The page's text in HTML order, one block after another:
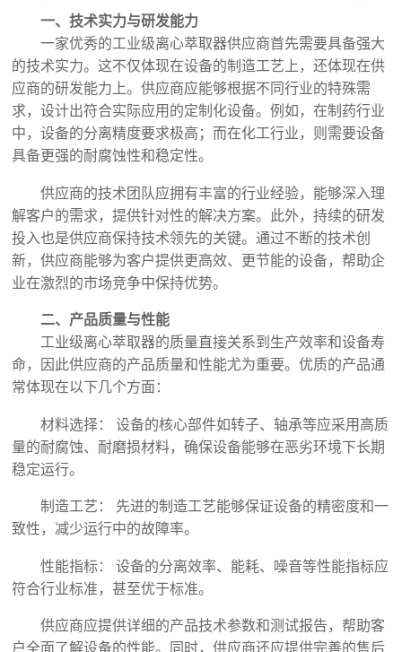
一、技术实力与研发能力
一家优秀的工业级离心萃取器供应商首先需要具备强大
的技术实力。这不仅体现在设备的制造工艺上，还体现在供
应商的研发能力上。供应商应能够根据不同行业的特殊需
求，设计出符合实际应用的定制化设备。例如，在制药行业
中，设备的分离精度要求极高；而在化工行业，则需要设备
具备更强的耐腐蚀性和稳定性。
供应商的技术团队应拥有丰富的行业经验，能够深入理
解客户的需求，提供针对性的解决方案。此外，持续的研发
投入也是供应商保持技术领先的关键。通过不断的技术创
新，供应商能够为客户提供更高效、更节能的设备，帮助企
业在激烈的市场竞争中保持优势。
二、产品质量与性能
工业级离心萃取器的质量直接关系到生产效率和设备寿
命，因此供应商的产品质量和性能尤为重要。优质的产品通
常体现在以下几个方面：
材料选择： 设备的核心部件如转子、轴承等应采用高质
量的耐腐蚀、耐磨损材料，确保设备能够在恶劣环境下长期
稳定运行。
制造工艺： 先进的制造工艺能够保证设备的精密度和一
致性，减少运行中的故障率。
性能指标： 设备的分离效率、能耗、噪音等性能指标应
符合行业标准，甚至优于标准。
供应商应提供详细的产品技术参数和测试报告，帮助客
户全面了解设备的性能。同时，供应商还应提供完善的售后